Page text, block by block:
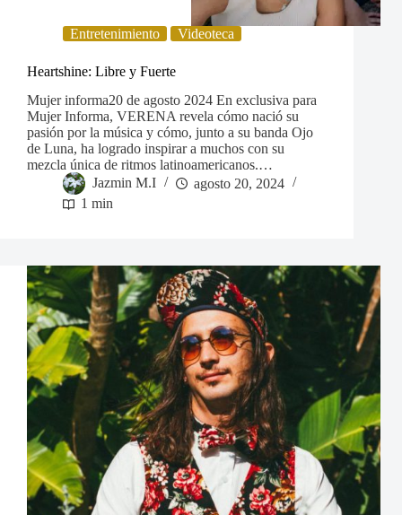
Entretenimiento Videoteca
Heartshine: Libre y Fuerte
Mujer informa20 de agosto 2024 En exclusiva para
Mujer Informa, VERENA revela cómo nació su
pasión por la música y cómo, junto a su banda Ojo
de Luna, ha logrado inspirar a muchos con su
mezcla única de ritmos latinoamericanos.…
Jazmin M.I
agosto 20, 2024
1 min